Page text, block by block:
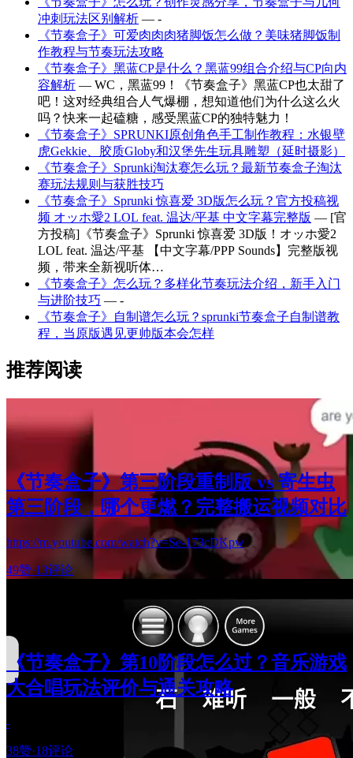
冲刺玩法区别解析 — -
《节奏盒子》可爱肉肉肉猪脚饭怎么做？美味猪脚饭制
作教程与节奏玩法攻略
《节奏盒子》黑蓝CP是什么？黑蓝99组合介绍与CP向内
容解析 — WC，黑蓝99！《节奏盒子》黑蓝CP也太甜了
吧！这对经典组合人气爆棚，想知道他们为什么这么火
吗？快来一起磕糖，感受黑蓝CP的独特魅力！
《节奏盒子》SPRUNKI原创角色手工制作教程：水银壁
虎Gekkie、胶质Globy和汉堡先生玩具雕塑（延时摄影）
《节奏盒子》Sprunki淘汰赛怎么玩？最新节奏盒子淘汰
赛玩法规则与获胜技巧
《节奏盒子》Sprunki 惊喜爱 3D版怎么玩？官方投稿视
频 オッホ愛2 LOL feat. 温达/平基 中文字幕完整版 — [官
方投稿]《节奏盒子》Sprunki 惊喜爱 3D版！オッホ愛2
LOL feat. 温达/平基 【中文字幕/PPP Sounds】完整版视
频，带来全新视听体…
《节奏盒子》怎么玩？多样化节奏玩法介绍，新手入门
与进阶技巧 — -
《节奏盒子》自制谱怎么玩？sprunki节奏盒子自制谱教
程，当原版遇见更帅版本会怎样
推荐阅读
《节奏盒子》第三阶段重制版 vs 寄生虫
第三阶段，哪个更燃？完整搬运视频对比
https://m.youtube.com/watch?v=Se-173cDKpw
49赞·13评论
《节奏盒子》第10阶段怎么过？音乐游戏
大合唱玩法评价与通关攻略
-
38赞·18评论